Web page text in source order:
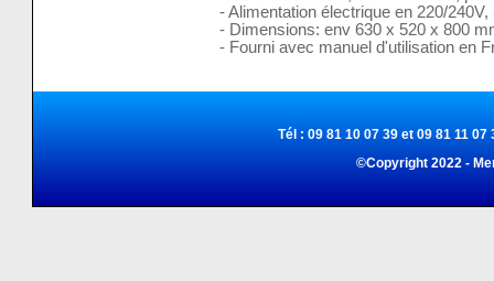
- Alimentation électrique en 220/240V,
- Dimensions: env 630 x 520 x 800
- Fourni avec manuel d'utilisation en
Tél : 09 81 10 07 39 et 09 81 11
©Copyright 2022 -